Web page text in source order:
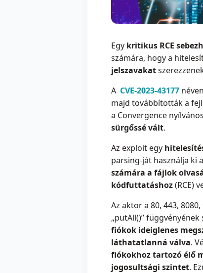
Egy kritikus RCE
számára, hogy a
jelszavakat
A CVE-2023-43177
majd továbbították a
a Convergence
sürgőssé vált.
Az exploit egy
parsing-ját használja ki
számára a fájlok
kódfuttatáshoz(RCE)
Az aktor a 80, 443,
„putAll()”
fiókok ideiglenes
láthatatlanná válva.
fiókokhoz tartozó élő
jogosultsági szintet.